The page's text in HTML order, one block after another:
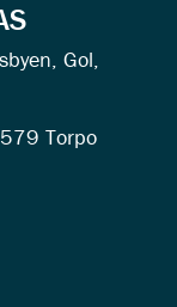
Gol,
Torpo